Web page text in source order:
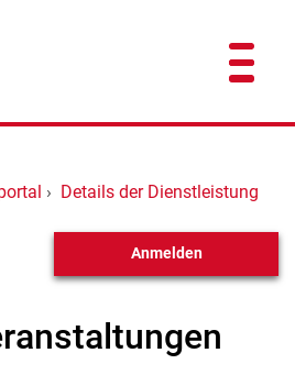
A-Z
› Details der Dienstleistung
Anmelden